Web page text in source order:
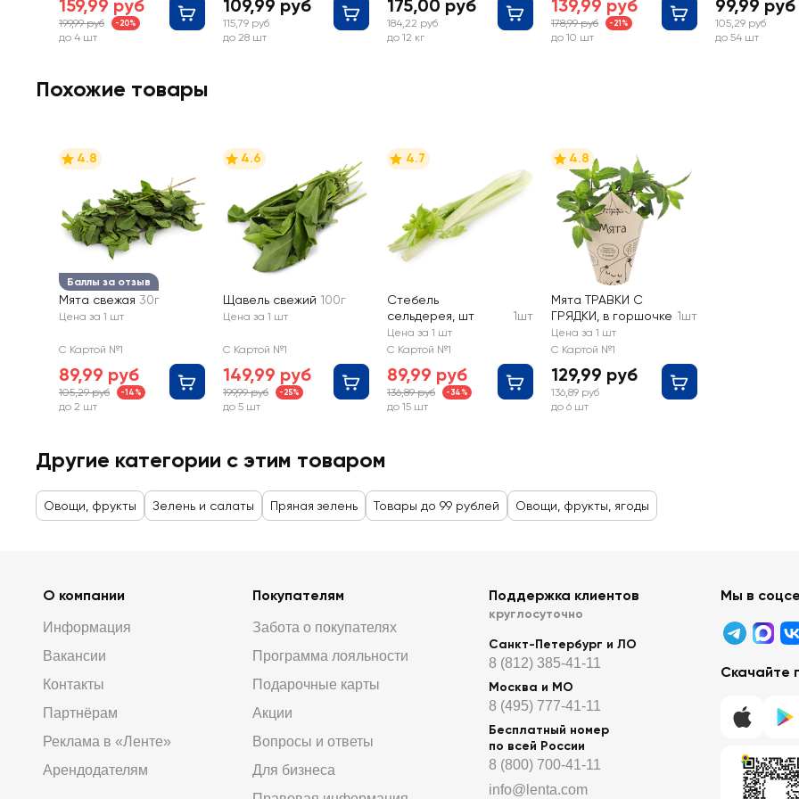
159,99 руб
199,99 руб -20%
до 4 шт
109,99 руб
115,79 руб
до 28 шт
175,00 руб
184,22 руб
до 12 кг
139,99 руб
178,99 руб -21%
до 10 шт
99,99 руб
105,29 руб
до 54 шт
Похожие товары
Баллы за отзыв
4.8
Мята свежая 30г
Цена за 1 шт
С Картой №1
89,99 руб
105,29 руб -14%
до 2 шт
4.6
Щавель свежий 100г
Цена за 1 шт
С Картой №1
149,99 руб
199,99 руб -25%
до 5 шт
4.7
Стебель
сельдерея, шт
1шт
Цена за 1 шт
С Картой №1
89,99 руб
136,89 руб -34%
до 15 шт
4.8
Мята ТРАВКИ С
ГРЯДКИ, в горшочке 1шт
Цена за 1 шт
С Картой №1
129,99 руб
136,89 руб
до 6 шт
Другие категории с этим товаром
Овощи, фрукты Зелень и салаты Пряная зелень Товары до 99 рублей Овощи, фрукты, ягоды
О компании
Информация
Вакансии
Контакты
Партнёрам
Реклама в «Ленте»
Арендодателям
Покупателям
Забота о покупателях
Программа лояльности
Подарочные карты
Акции
Вопросы и ответы
Для бизнеса
Поддержка клиентов
круглосуточно
Санкт-Петербург и ЛО
8 (812) 385-41-11
Москва и МО
8 (495) 777-41-11
Бесплатный номер
по всей России
8 (800) 700-41-11
info@lenta.com
Мы в
Скачайте